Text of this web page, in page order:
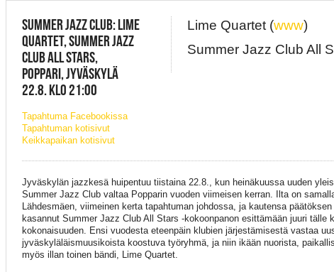
SUMMER JAZZ CLUB: LIME
QUARTET, SUMMER JAZZ
CLUB ALL STARS,
POPPARI, JYVÄSKYLÄ
22.8. KLO 21:00
Tapahtuma Facebookissa
Tapahtuman kotisivut
Keikkapaikan kotisivut
Lime Quartet (www)
Summer Jazz Club All
Jyväskylän jazzkesä huipentuu tiistaina 22.8., kun heinäkuussa uuden
Summer Jazz Club valtaa Popparin vuoden viimeisen kerran. Ilta on
Lähdesmäen, viimeinen kerta tapahtuman johdossa, ja kautensa
kasannut Summer Jazz Club All Stars -kokoonpanon esittämään juuri tälle
kokonaisuuden. Ensi vuodesta eteenpäin klubien järjestämisestä vastaa
jyväskyläläismuusikoista koostuva työryhmä, ja niin ikään nuorista,
myös illan toinen bändi, Lime Quartet.